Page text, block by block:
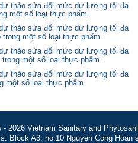
thảo sửa đổi mức dư lượng tối đa
một số loại thực phẩm.
thảo sửa đổi mức dư lượng tối đa
một số loại thực phẩm.
thảo sửa đổi mức dư lượng tối đa
một số loại thực phẩm.
thảo sửa đổi mức dư lượng tối đa
một số loại thực phẩm.
- 2026 Vietnam Sanitary and
Block A3, no.10 Nguyen Cong Hoan